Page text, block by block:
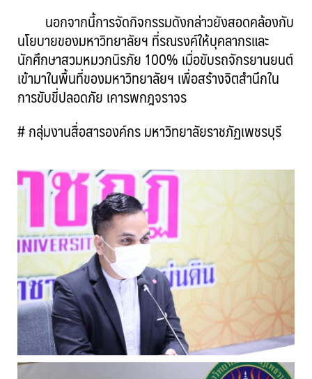
นอกจากนี้การจัดกิจกรรมดังกล่าวยังสอดคล้องกับ
นโยบายของมหาวิทยาลัยฯ ที่รณรงค์ให้บุคลากรและ
นักศึกษาสวมหมวกนิรภัย 100% เมื่อขับรถจักรยานยนต์
เข้ามาในพื้นที่ของมหาวิทยาลัยฯ เพื่อสร้างจิตสำนึกใน
การขับขี่ปลอดภัย เคารพกฎจราจร
# กลุ่มงานสื่อสารองค์กร มหาวิทยาลัยราชภัฏเพชรบุรี